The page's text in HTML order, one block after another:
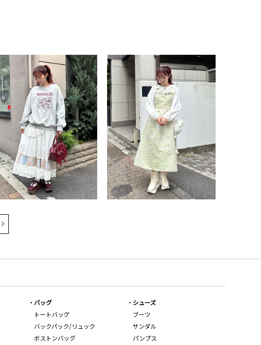
バッグ
トートバッグ
バックパック/リュック
ボストンバッグ
シューズ
ブーツ
サンダル
パンプス